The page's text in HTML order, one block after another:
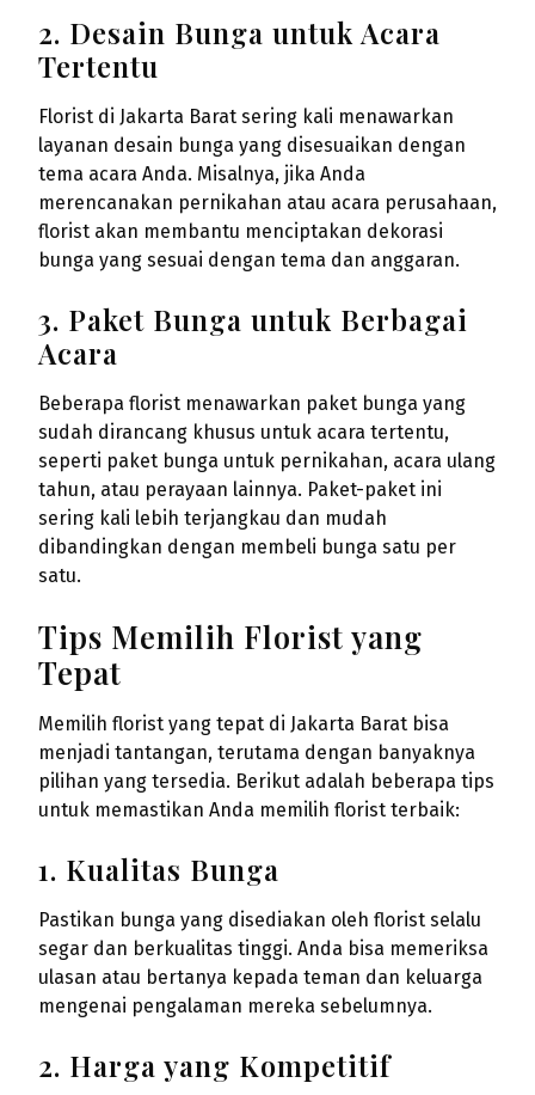
2. Desain Bunga untuk Acara
Tertentu
Florist di Jakarta Barat sering kali menawarkan
layanan desain bunga yang disesuaikan dengan
tema acara Anda. Misalnya, jika Anda
merencanakan pernikahan atau acara perusahaan,
florist akan membantu menciptakan dekorasi
bunga yang sesuai dengan tema dan anggaran.
3. Paket Bunga untuk Berbagai
Acara
Beberapa florist menawarkan paket bunga yang
sudah dirancang khusus untuk acara tertentu,
seperti paket bunga untuk pernikahan, acara ulang
tahun, atau perayaan lainnya. Paket-paket ini
sering kali lebih terjangkau dan mudah
dibandingkan dengan membeli bunga satu per
satu.
Tips Memilih Florist yang
Tepat
Memilih florist yang tepat di Jakarta Barat bisa
menjadi tantangan, terutama dengan banyaknya
pilihan yang tersedia. Berikut adalah beberapa tips
untuk memastikan Anda memilih florist terbaik:
1. Kualitas Bunga
Pastikan bunga yang disediakan oleh florist selalu
segar dan berkualitas tinggi. Anda bisa memeriksa
ulasan atau bertanya kepada teman dan keluarga
mengenai pengalaman mereka sebelumnya.
2. Harga yang Kompetitif